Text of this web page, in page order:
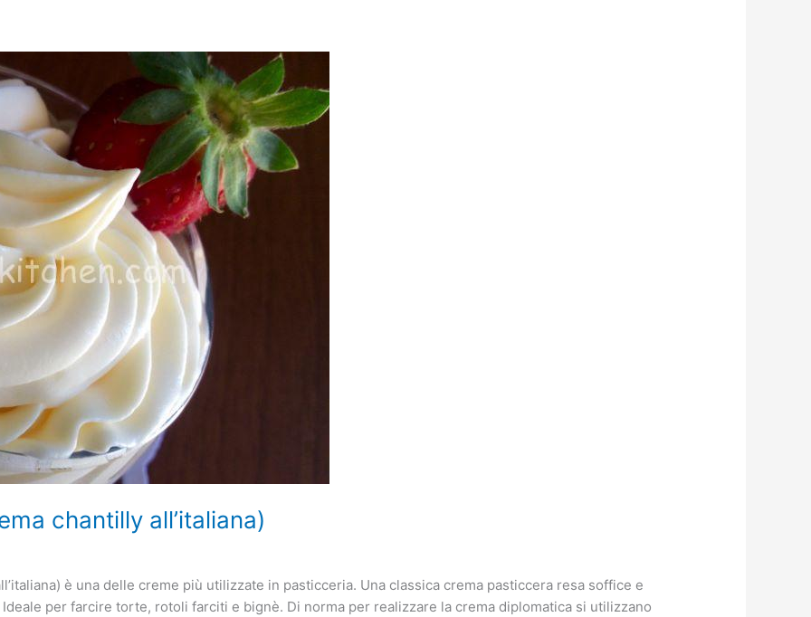
chantilly all’italiana)
è una delle creme più utilizzate in pasticceria. Una classica crema pasticcera resa soffice e
Ideale per farcire torte, rotoli farciti e bignè. Di norma per realizzare la crema diplomatica si utilizzano